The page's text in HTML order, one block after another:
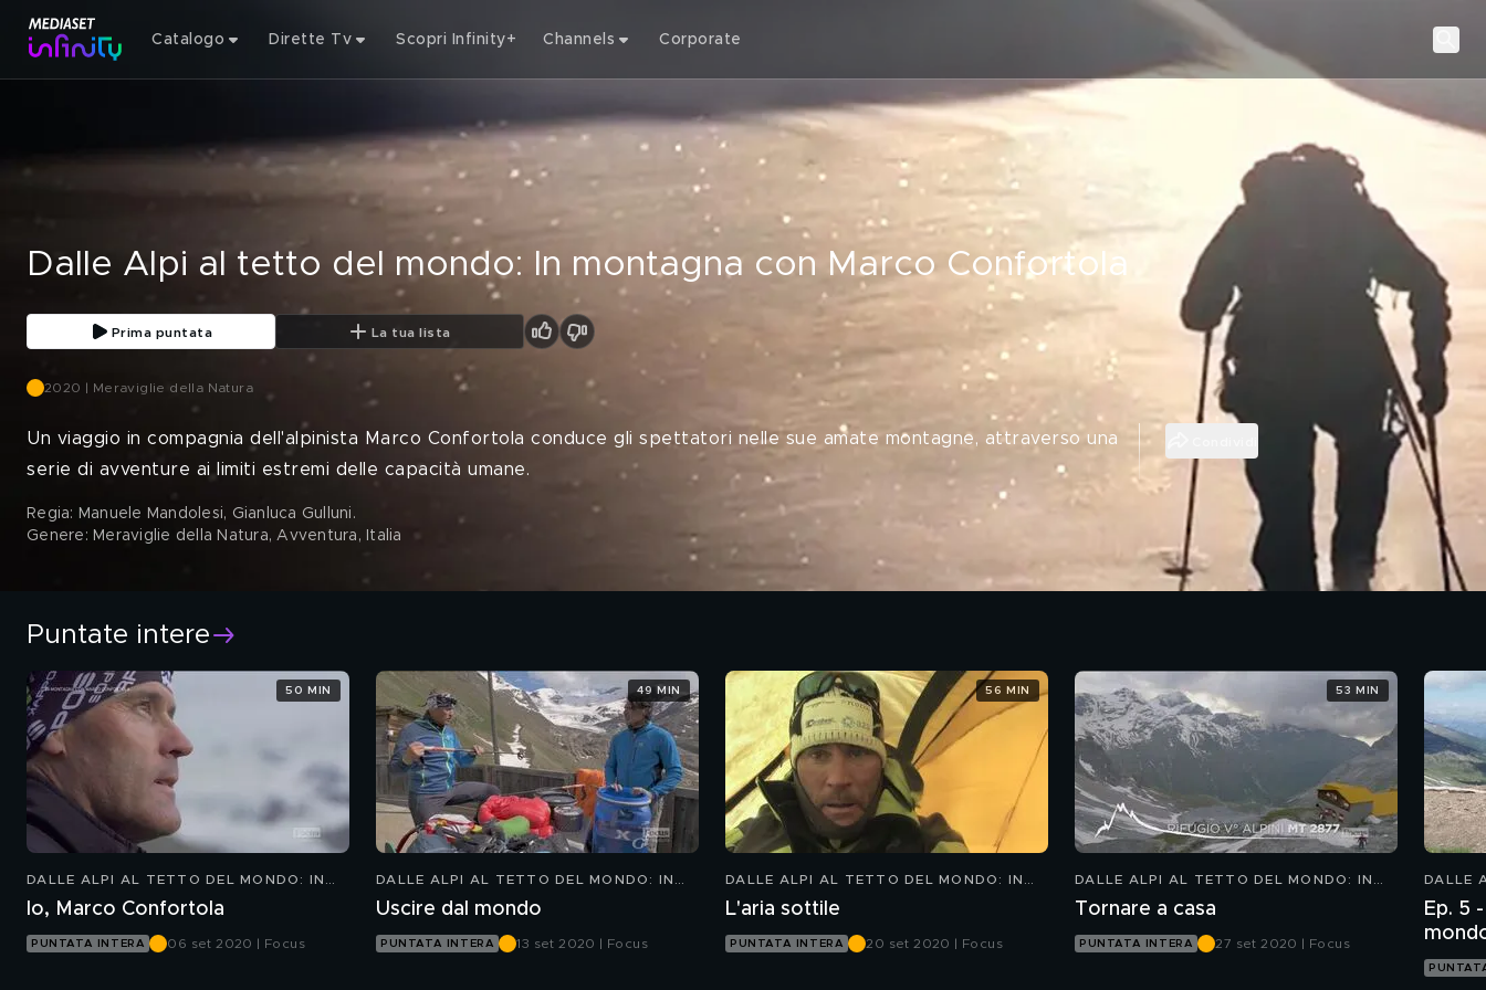
Catalogo Dirette Tv Scopri Infinity+ Channels Corporate
Dalle Alpi al tetto del mondo: In montagna con Marco Confortola
Prima puntata La tua lista
2020 | Meraviglie della Natura
Un viaggio in compagnia dell'alpinista Marco Confortola conduce gli spettatori nelle sue amate montagne, attraverso una
serie di avventure ai limiti estremi delle capacità umane.
Regia: Manuele Mandolesi, Gianluca Gulluni .
Genere: Meraviglie della Natura, Avventura, Italia
Puntate intere
DALLE ALPI AL TETTO DEL MONDO: IN
Io, Marco Confortola
PUNTATA INTERA 06 set 2020 | Focus
50 MIN
DALLE ALPI AL TETTO DEL MONDO: IN
Uscire dal mondo
PUNTATA INTERA 13 set 2020 | Focus
49 MIN
DALLE ALPI AL TETTO DEL MONDO: IN
L'aria sottile
PUNTATA INTERA 20 set 2020 | Focus
56 MIN
DALLE ALPI AL TETTO DEL MONDO: IN
Tornare a casa
PUNTATA INTERA 27 set 2020 | Focus
53 MIN
DALLE
Ep. 5